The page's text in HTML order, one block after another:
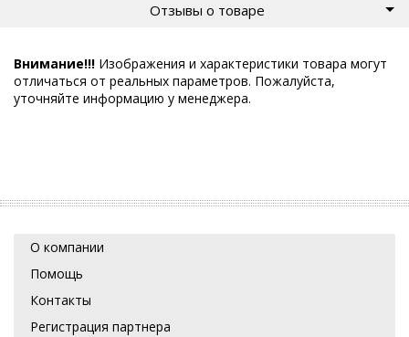
Отзывы о товаре
Внимание!!! Изображения и характеристики товара могут
отличаться от реальных параметров. Пожалуйста,
уточняйте информацию у менеджера.
О компании
Помощь
Контакты
Регистрация партнера